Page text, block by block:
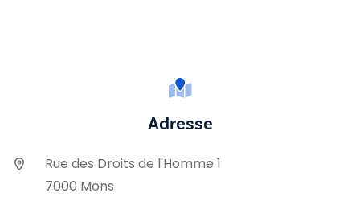
Adresse
Rue des Droits de l'Homme 1
7000 Mons